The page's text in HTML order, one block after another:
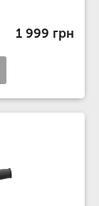
1 999 грн